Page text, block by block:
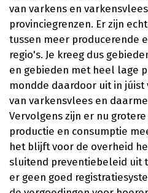
van varkens en
provinciegrenzen. Er zijn
tussen meer producerende
regio's. Je kreeg dus
en gebieden met heel lage
mondde daardoor uit in
van varkensvlees en
Vervolgens zijn er nu
productie en consumptie
het blijft voor de overheid
sluitend preventiebeleid uit
er geen goed